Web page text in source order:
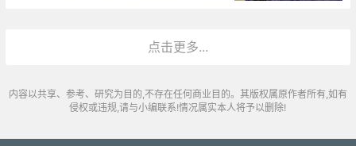
北邮北航的硕士下，自己也常常因此感到惭
点击更多...
内容以共享、参考、研究为目的,不存在任何商业目的。其版权属原作者所有,如有
侵权或违规,请与小编联系!情况属实本人将予以删除!